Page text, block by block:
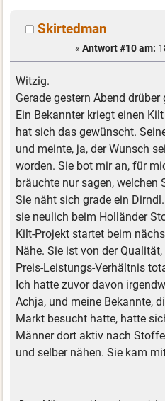
Skirtedman
« Antwort #10 am:
Witzig.
Gerade gestern Abend drüber
Ein Bekannter kriegt einen
hat sich das gewünscht.
und meinte, ja, der Wunsch
worden. Sie bot mir an, für
bräuchte nur sagen, welchen
Sie näht sich grade ein
sie neulich beim Holländer
Kilt-Projekt startet beim
Nähe. Sie ist von der
Preis-Leistungs-Verhältnis
Ich hatte zuvor davon
Achja, und meine Bekannte,
Markt besucht hatte, hatte
Männer dort aktiv nach
und selber nähen. Sie kam